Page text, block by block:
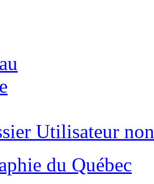
Utilisateur
du Québec